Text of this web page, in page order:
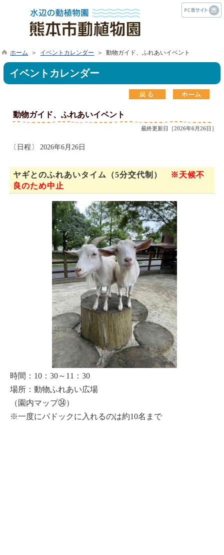
ホーム ＞ イベントカレンダー ＞ 動物ガイド、ふれあいイベント
イベントカレンダー
動物ガイド、ふれあいイベント
最終更新日［2026年6月26日］
〔日程〕 2026年6月26日
ヤギとのふれあいタイム（5分交代制）
※天候不
良のため中止
時間：10：30～11：30
場所：動物ふれあい広場
（園内マップ㉞）
※一度にパドックに入れるのは約10名まで